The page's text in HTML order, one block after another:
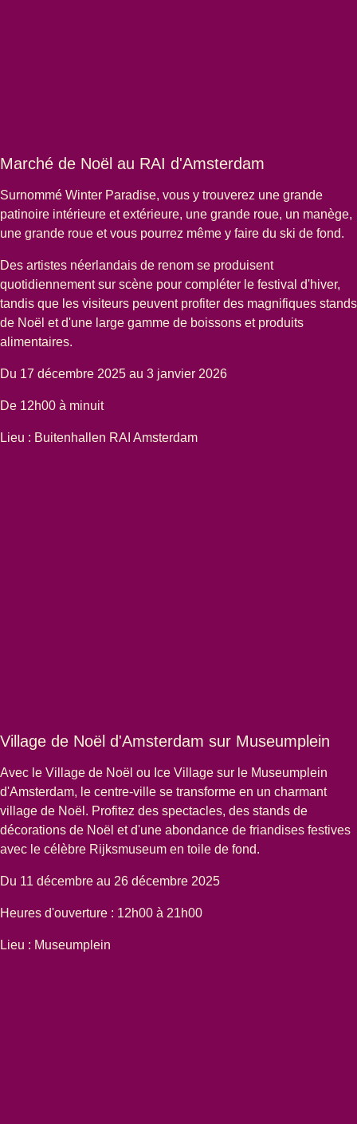
Marché de Noël au RAI d'Amsterdam
Surnommé Winter Paradise, vous y trouverez une grande
patinoire intérieure et extérieure, une grande roue, un manège,
une grande roue et vous pourrez même y faire du ski de fond.
Des artistes néerlandais de renom se produisent
quotidiennement sur scène pour compléter le festival d'hiver,
tandis que les visiteurs peuvent profiter des magnifiques stands
de Noël et d'une large gamme de boissons et produits
alimentaires.
Du 17 décembre 2025 au 3 janvier 2026
De 12h00 à minuit
Lieu : Buitenhallen RAI Amsterdam
Village de Noël d'Amsterdam sur Museumplein
Avec le Village de Noël ou Ice Village sur le Museumplein
d'Amsterdam, le centre-ville se transforme en un charmant
village de Noël. Profitez des spectacles, des stands de
décorations de Noël et d'une abondance de friandises festives
avec le célèbre Rijksmuseum en toile de fond.
Du 11 décembre au 26 décembre 2025
Heures d'ouverture : 12h00 à 21h00
Lieu : Museumplein